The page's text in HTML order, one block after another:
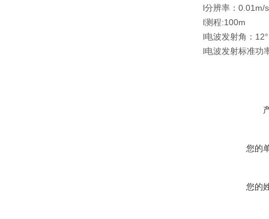
l分辨率：0.01m/s
l测程:100m
l电波发射角：12°
l电波发射标准功
您的
您的